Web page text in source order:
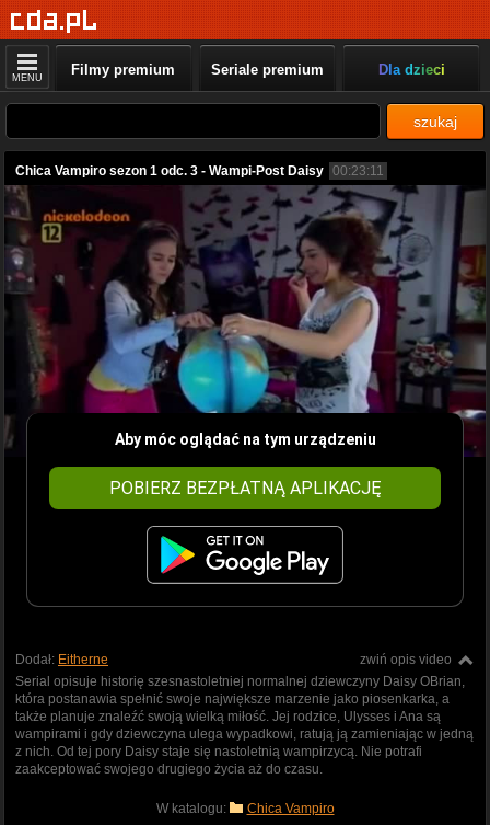
MENU Filmy premium Seriale premium Dla dzieci
szukaj
Chica Vampiro sezon 1 odc. 3 - Wampi-Post Daisy 00:23:11
Aby móc oglądać na tym urządzeniu
POBIERZ BEZPŁATNĄ APLIKACJĘ
zwiń opis video
Dodał: Eitherne
Serial opisuje historię szesnastoletniej normalnej dziewczyny Daisy OBrian,
która postanawia spełnić swoje największe marzenie jako piosenkarka, a
także planuje znaleźć swoją wielką miłość. Jej rodzice, Ulysses i Ana są
wampirami i gdy dziewczyna ulega wypadkowi, ratują ją zamieniając w jedną
z nich. Od tej pory Daisy staje się nastoletnią wampirzycą. Nie potrafi
zaakceptować swojego drugiego życia aż do czasu.
W katalogu: Chica Vampiro